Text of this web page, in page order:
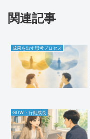
関連記事
成果を出す思考プロセス
GDW・行動成長